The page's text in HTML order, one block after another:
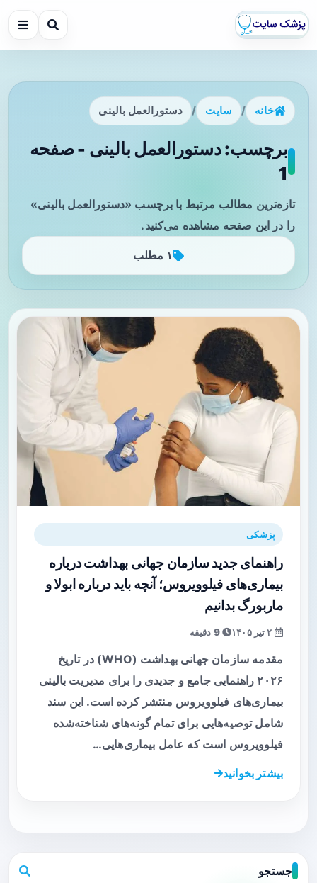
خانه / سایت / دستورالعمل بالینی
برچسب: دستورالعمل بالینی - صفحه
1
تازه‌ترین مطالب مرتبط با برچسب «دستورالعمل بالینی»
را در این صفحه مشاهده می‌کنید.
۱ مطلب
پزشکی
راهنمای جدید سازمان جهانی بهداشت درباره
بیماری‌های فیلوویروس؛ آنچه باید درباره ابولا و
ماربورگ بدانیم
9 دقیقه
مقدمه سازمان جهانی بهداشت (WHO) در تاریخ
۲۰۲۶ راهنمایی جامع و جدیدی را برای مدیریت بالینی
بیماری‌های فیلوویروس منتشر کرده است. این سند
شامل توصیه‌هایی برای تمام گونه‌های شناخته‌شده
فیلوویروس است که عامل بیماری‌هایی…
بیشتر بخوانید
جستجو